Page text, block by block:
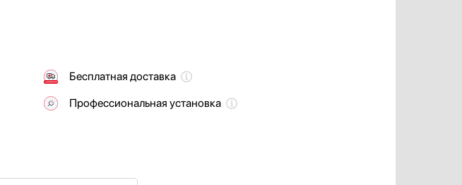
Бесплатная доставка
Профессиональная установка